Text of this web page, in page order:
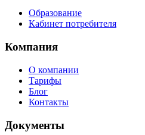
Образование
Кабинет потребителя
Компания
О компании
Тарифы
Блог
Контакты
Документы